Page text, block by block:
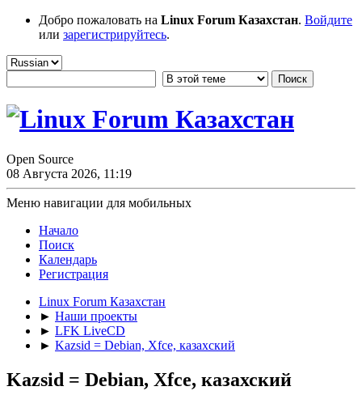
Добро пожаловать на Linux Forum Казахстан. Войдите
или зарегистрируйтесь.
Open Source
08 Августа 2026, 11:19
Меню навигации для мобильных
Начало
Поиск
Календарь
Регистрация
Linux Forum Казахстан
► Наши проекты
► LFK LiveCD
► Kazsid = Debian, Xfce, казахский
Kazsid = Debian, Xfce, казахский